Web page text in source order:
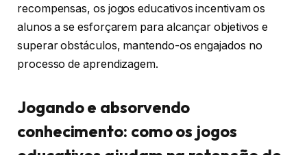
recompensas, os jogos educativos incentivam os
alunos a se esforçarem para alcançar objetivos e
superar obstáculos, mantendo-os engajados no
processo de aprendizagem.
Jogando e absorvendo
conhecimento: como os jogos